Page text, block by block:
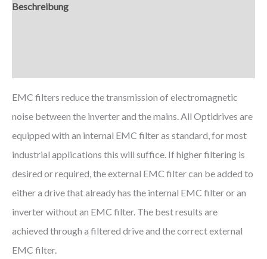
Beschreibung
EMC filters reduce the transmission of electromagnetic
noise between the inverter and the mains. All Optidrives are
equipped with an internal EMC filter as standard, for most
industrial applications this will suffice. If higher filtering is
desired or required, the external EMC filter can be added to
either a drive that already has the internal EMC filter or an
inverter without an EMC filter. The best results are
achieved through a filtered drive and the correct external
EMC filter.